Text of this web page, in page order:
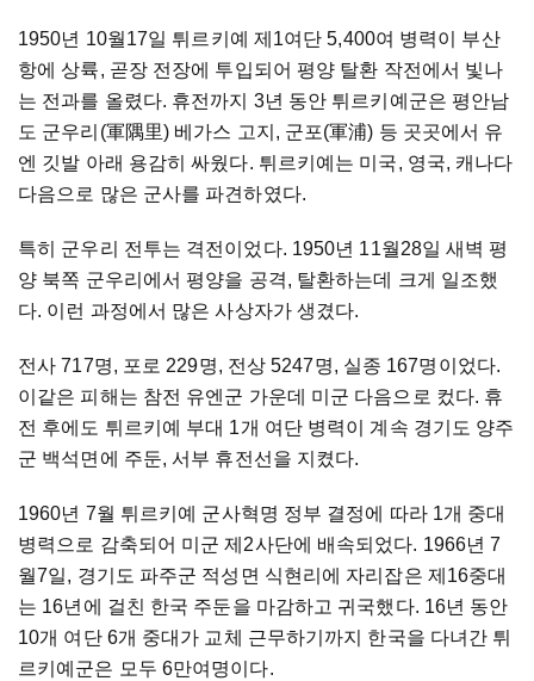
1950년 10월17일 튀르키예 제1여단 5,400여 병력이 부산
항에 상륙, 곧장 전장에 투입되어 평양 탈환 작전에서 빛나
는 전과를 올렸다. 휴전까지 3년 동안 튀르키예군은 평안남
도 군우리(軍隅里) 베가스 고지, 군포(軍浦) 등 곳곳에서 유
엔 깃발 아래 용감히 싸웠다. 튀르키예는 미국, 영국, 캐나다
다음으로 많은 군사를 파견하였다.
특히 군우리 전투는 격전이었다. 1950년 11월28일 새벽 평
양 북쪽 군우리에서 평양을 공격, 탈환하는데 크게 일조했
다. 이런 과정에서 많은 사상자가 생겼다.
전사 717명, 포로 229명, 전상 5247명, 실종 167명이었다.
이같은 피해는 참전 유엔군 가운데 미군 다음으로 컸다. 휴
전 후에도 튀르키예 부대 1개 여단 병력이 계속 경기도 양주
군 백석면에 주둔, 서부 휴전선을 지켰다.
1960년 7월 튀르키예 군사혁명 정부 결정에 따라 1개 중대
병력으로 감축되어 미군 제2사단에 배속되었다. 1966년 7
월7일, 경기도 파주군 적성면 식현리에 자리잡은 제16중대
는 16년에 걸친 한국 주둔을 마감하고 귀국했다. 16년 동안
10개 여단 6개 중대가 교체 근무하기까지 한국을 다녀간 튀
르키예군은 모두 6만여명이다.